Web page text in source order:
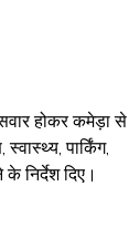
होकर कमेड़ा से
पार्किंग,
निर्देश दिए।